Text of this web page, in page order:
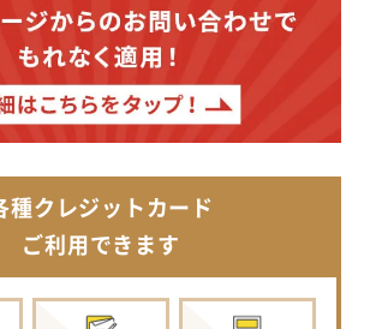
種クレジットカード
ご利用できます